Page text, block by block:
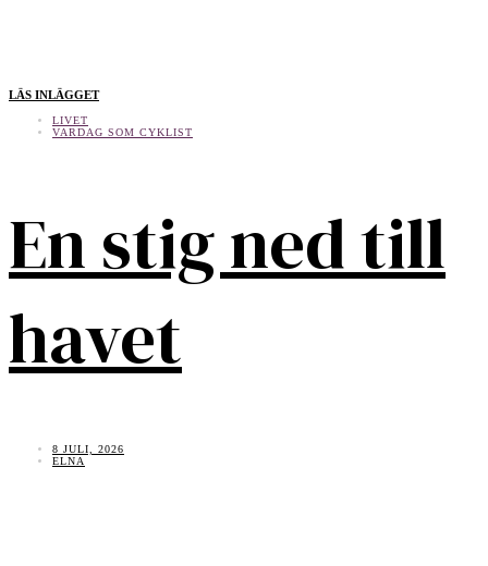
LÄS INLÄGGET
LIVET
VARDAG SOM CYKLIST
En stig ned till
havet
8 JULI, 2026
ELNA